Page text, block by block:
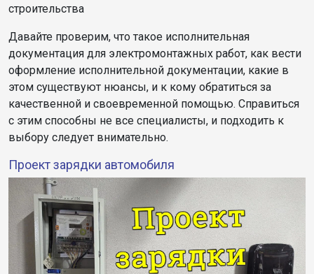
строительства
Давайте проверим, что такое исполнительная
документация для электромонтажных работ, как вести
оформление исполнительной документации, какие в
этом существуют нюансы, и к кому обратиться за
качественной и своевременной помощью. Справиться
с этим способны не все специалисты, и подходить к
выбору следует внимательно.
Проект зарядки автомобиля